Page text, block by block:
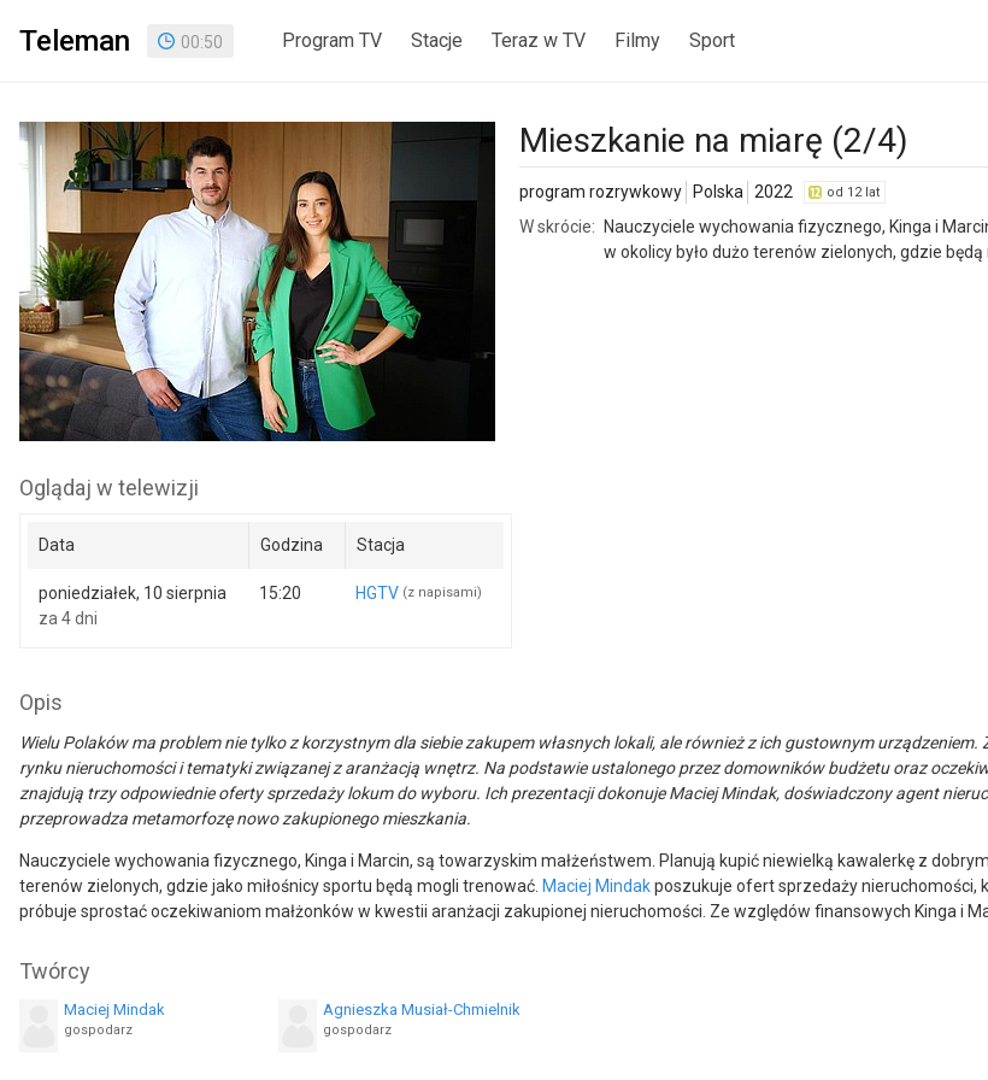
Teleman 00:50 Program TV Stacje Teraz w TV Filmy Sport
Mieszkanie na miarę (2/4)
program rozrywkowy Polska 2022 od 12 lat
W skrócie:
Nauczyciele wychowania fizycznego, Kinga i
w okolicy było dużo terenów zielonych, gdzie
Oglądaj w telewizji
Data Godzina Stacja
poniedziałek, 10 sierpnia
za 4 dni
15:20 HGTV (z napisami)
Opis
Wielu Polaków ma problem nie tylko z korzystnym dla siebie zakupem własnych lokali, ale również z ich gustownym
rynku nieruchomości i tematyki związanej z aranżacją wnętrz. Na podstawie ustalonego przez domowników budżetu oraz
znajdują trzy odpowiednie oferty sprzedaży lokum do wyboru. Ich prezentacji dokonuje Maciej Mindak, doświadczony agent
przeprowadza metamorfozę nowo zakupionego mieszkania.
Nauczyciele wychowania fizycznego, Kinga i Marcin, są towarzyskim małżeństwem. Planują kupić niewielką kawalerkę z
terenów zielonych, gdzie jako miłośnicy sportu będą mogli trenować. Maciej Mindakposzukuje ofert sprzedaży nieruchomości,
próbuje sprostać oczekiwaniom małżonków w kwestii aranżacji zakupionej nieruchomości. Ze względów finansowych Kinga i
Twórcy
Maciej Mindak
gospodarz
Agnieszka Musiał-Chmielnik
gospodarz